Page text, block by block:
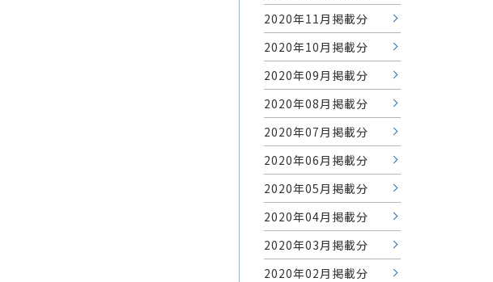
2020年11月掲載分
2020年10月掲載分
2020年09月掲載分
2020年08月掲載分
2020年07月掲載分
2020年06月掲載分
2020年05月掲載分
2020年04月掲載分
2020年03月掲載分
2020年02月掲載分